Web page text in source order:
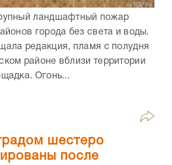
ландшафтный пожар
города без света и воды.
редакция, пламя с полудня
районе вблизи территории
Огонь...
шестеро
после